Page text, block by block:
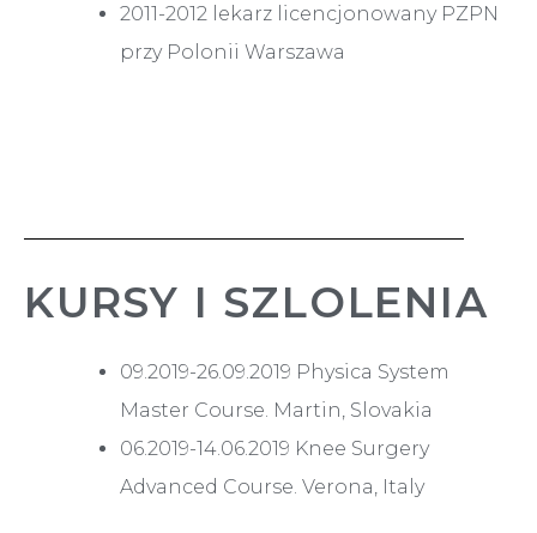
2011-2012 lekarz licencjonowany PZPN
przy Polonii Warszawa
KURSY I SZLOLENIA
09.2019-26.09.2019 Physica System
Master Course. Martin, Slovakia
06.2019-14.06.2019 Knee Surgery
Advanced Course. Verona, Italy